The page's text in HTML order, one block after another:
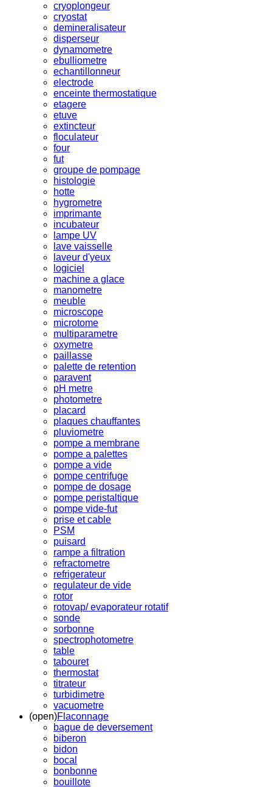
cryoplongeur
cryostat
demineralisateur
disperseur
dynamometre
ebulliometre
echantillonneur
electrode
enceinte thermostatique
etagere
etuve
extincteur
floculateur
four
fut
groupe de pompage
histologie
hotte
hygrometre
imprimante
incubateur
lampe UV
lave vaisselle
laveur d'yeux
logiciel
machine a glace
manometre
meuble
microscope
microtome
multiparametre
oxymetre
paillasse
palette de retention
paravent
pH metre
photometre
placard
plaques chauffantes
pluviometre
pompe a membrane
pompe a palettes
pompe a vide
pompe centrifuge
pompe de dosage
pompe peristaltique
pompe vide-fut
prise et cable
PSM
puisard
rampe a filtration
refractometre
refrigerateur
regulateur de vide
rotor
rotovap/ evaporateur rotatif
sonde
sorbonne
spectrophotometre
table
tabouret
thermostat
titrateur
turbidimetre
vacuometre
(open)Flaconnage
bague de deversement
biberon
bidon
bocal
bonbonne
bouillote